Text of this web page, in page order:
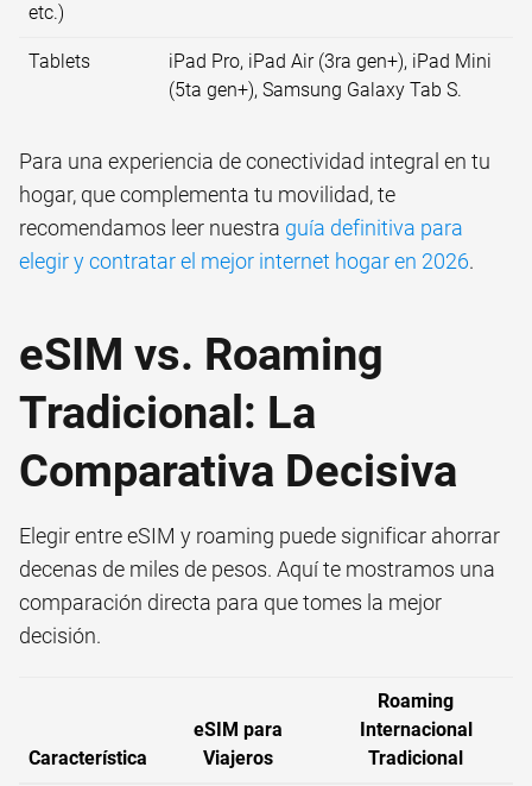
etc.)
Tablets
iPad Pro, iPad Air (3ra gen+), iPad Mini
(5ta gen+), Samsung Galaxy Tab S.
Para una experiencia de conectividad integral en tu
hogar, que complementa tu movilidad, te
recomendamos leer nuestra guía definitiva para
elegir y contratar el mejor internet hogar en 2026.
eSIM vs. Roaming
Tradicional: La
Comparativa Decisiva
Elegir entre eSIM y roaming puede significar ahorrar
decenas de miles de pesos. Aquí te mostramos una
comparación directa para que tomes la mejor
decisión.
Característica
eSIM para
Viajeros
Roaming
Internacional
Tradicional